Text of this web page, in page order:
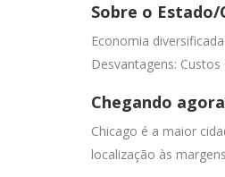
Sobre o Estado/
Economia
Desvantagens:
Chegando
Chicago é a maior
localização às